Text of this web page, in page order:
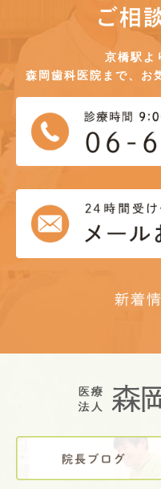
ご相
京橋駅よ
森岡歯科医院まで、お
新着